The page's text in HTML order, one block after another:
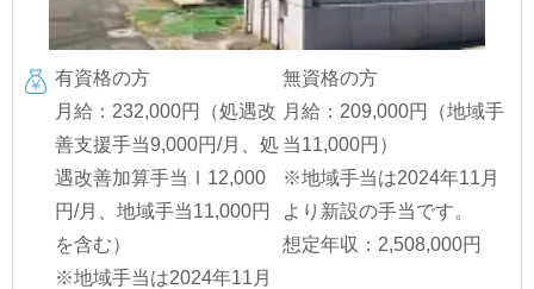
有資格の方
月給：232,000円（処遇改
善支援手当9,000円/月、処
遇改善加算手当Ⅰ12,000
円/月、地域手当11,000円
を含む）
※地域手当は2024年11月
無資格の方
月給：209,000円（地域手
当11,000円）
※地域手当は2024年11月
より新設の手当です。
想定年収：2,508,000円